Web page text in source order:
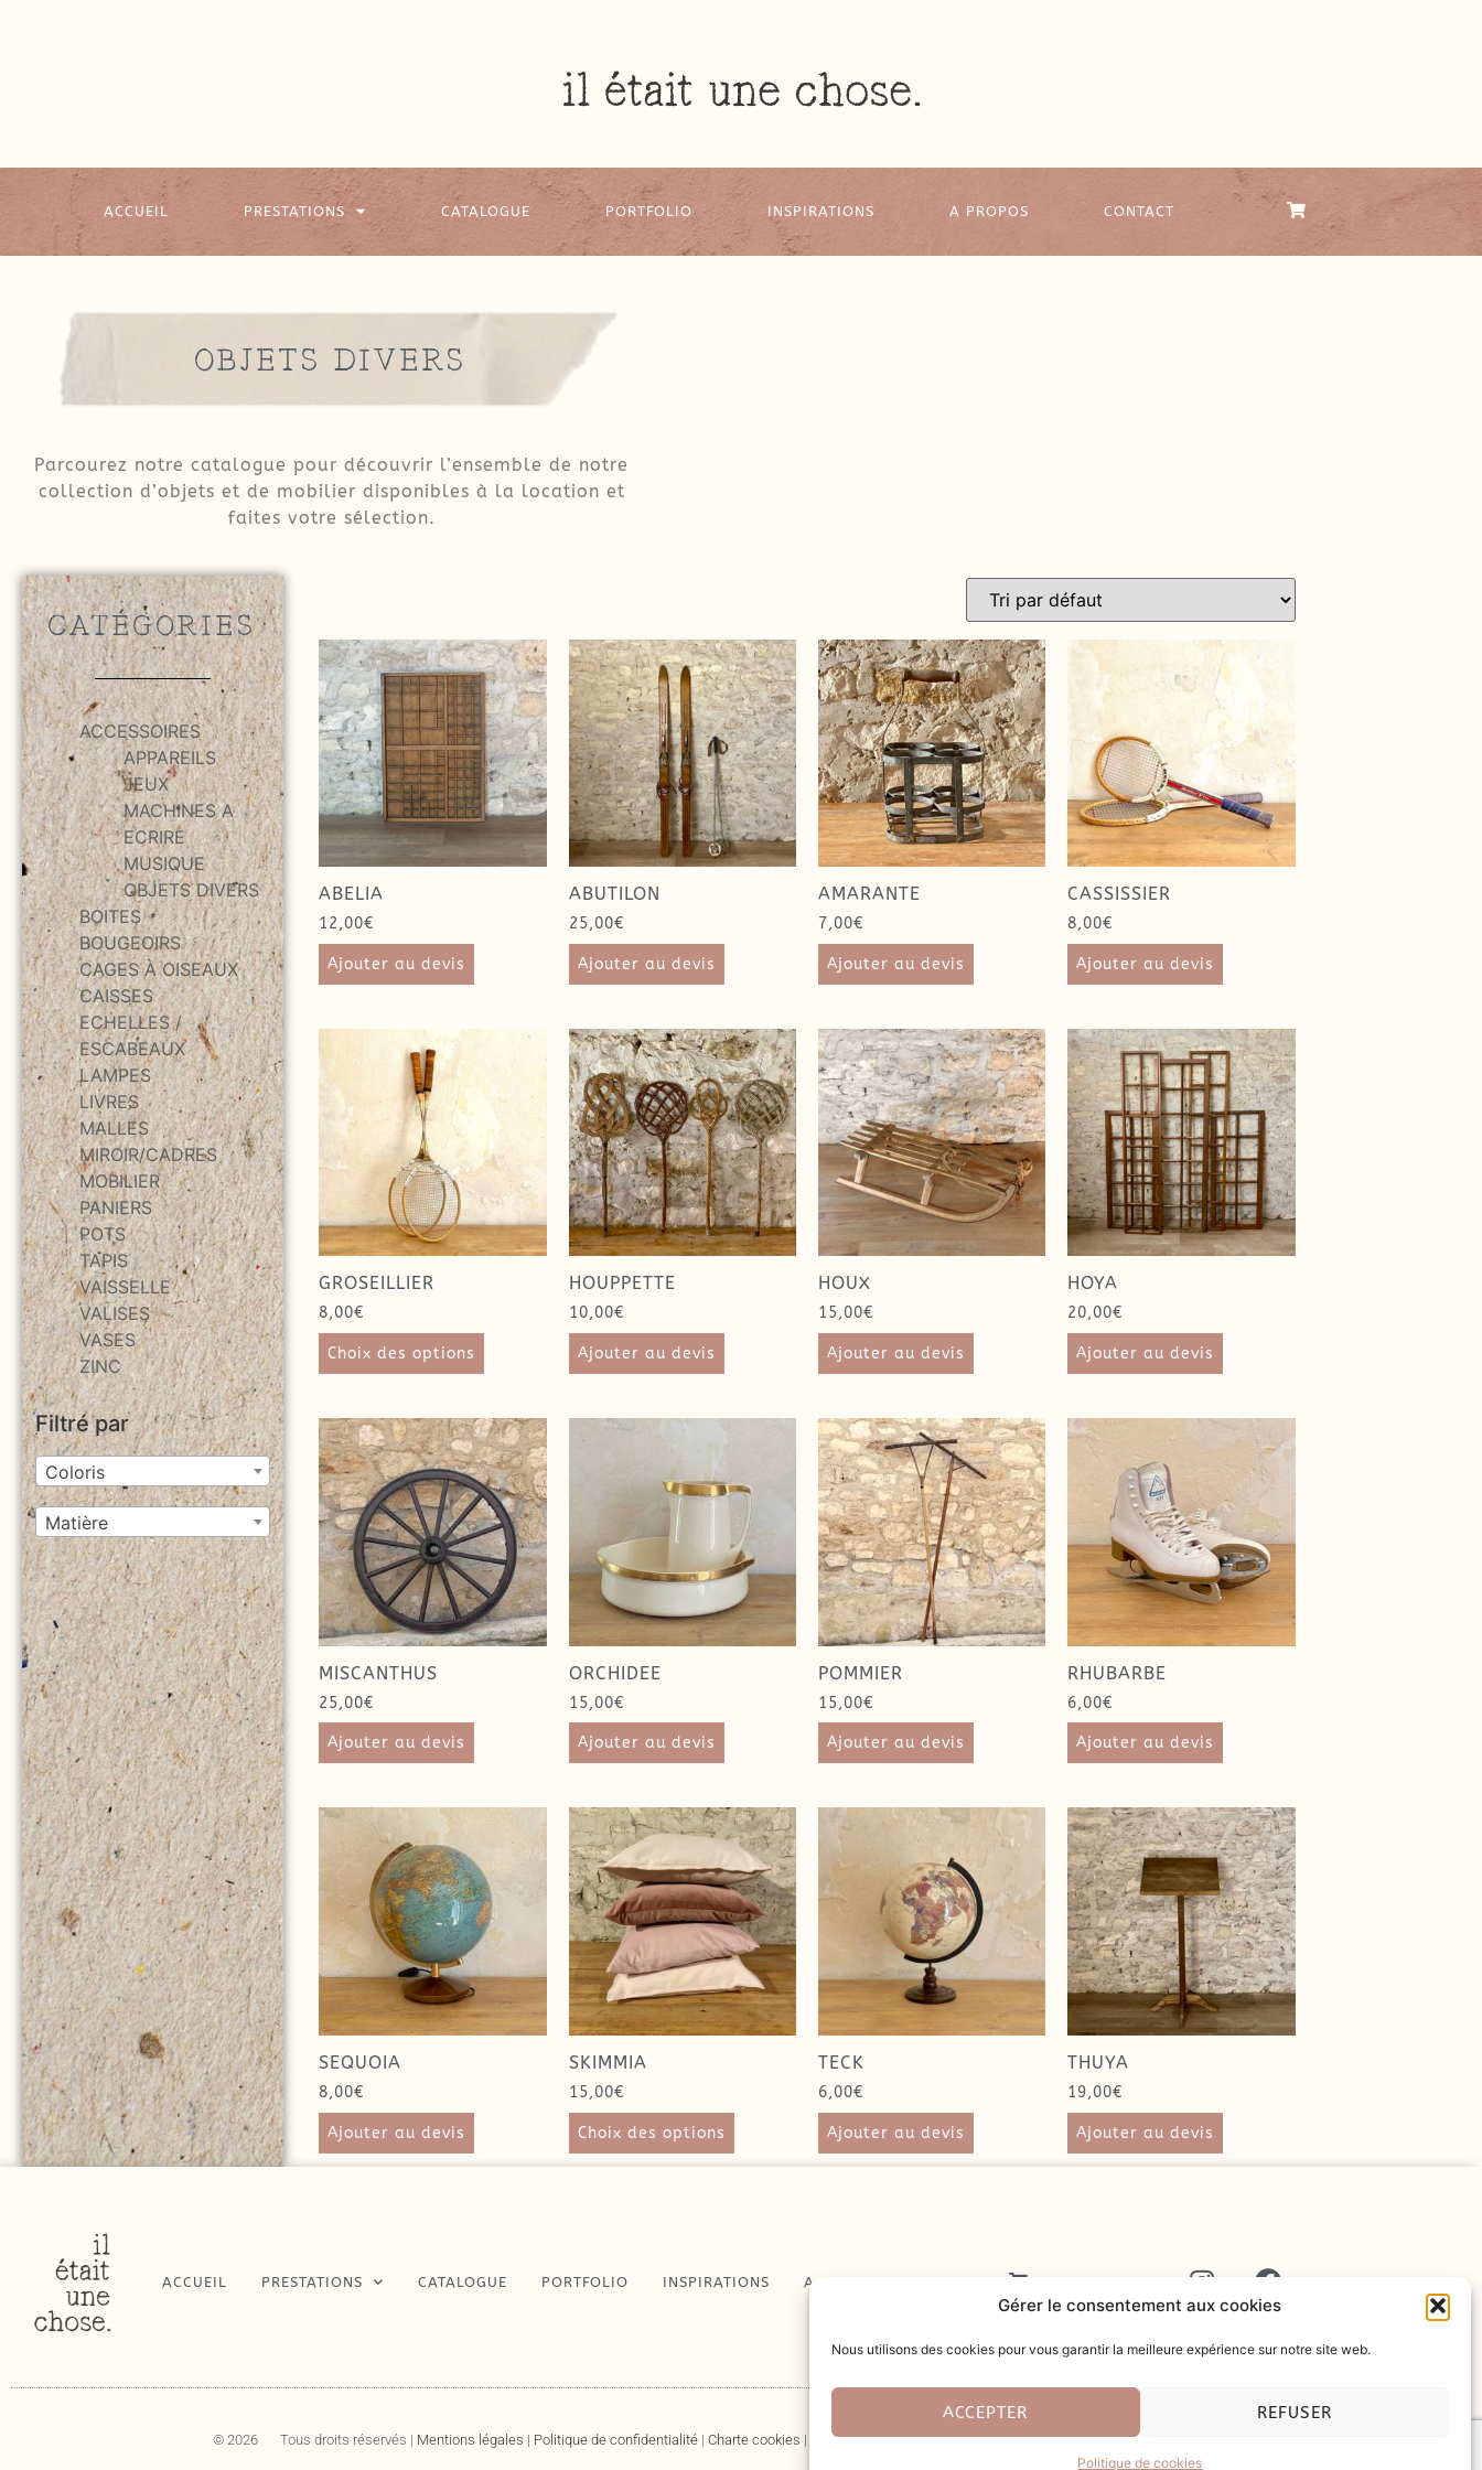
Gérer le consentement aux cookies
Nous utilisons des cookies pour vous garantir la meilleure expérience sur notre site web.
ACCEPTER REFUSER
Politique de cookies
ACCUEIL PRESTATIONS CATALOGUE PORTFOLIO INSPIRATIONS A PROPOS CONTACT
OBJETS DIVERS
Parcourez notre catalogue pour découvrir l’ensemble de notre
collection d’objets et de mobilier disponibles à la location et
faites votre sélection.
CATÉGORIES
ACCESSOIRES
APPAREILS
JEUX
MACHINES A
ECRIRE
MUSIQUE
OBJETS DIVERS
BOITES
BOUGEOIRS
CAGES À OISEAUX
CAISSES
ECHELLES /
ESCABEAUX
LAMPES
LIVRES
MALLES
MIROIR/CADRES
MOBILIER
PANIERS
POTS
TAPIS
VAISSELLE
VALISES
VASES
ZINC
Filtré par
Coloris
Matière
ABELIA
12,00€
Ajouter au devis
ABUTILON
25,00€
Ajouter au devis
AMARANTE
7,00€
Ajouter au devis
CASSISSIER
8,00€
Ajouter au devis
GROSEILLIER
8,00€
Choix des options
HOUPPETTE
10,00€
Ajouter au devis
HOUX
15,00€
Ajouter au devis
HOYA
20,00€
Ajouter au devis
MISCANTHUS
25,00€
Ajouter au devis
ORCHIDEE
15,00€
Ajouter au devis
POMMIER
15,00€
Ajouter au devis
RHUBARBE
6,00€
Ajouter au devis
SEQUOIA
8,00€
Ajouter au devis
SKIMMIA
15,00€
Choix des options
TECK
6,00€
Ajouter au devis
THUYA
19,00€
Ajouter au devis
ACCUEIL PRESTATIONS CATALOGUE PORTFOLIO INSPIRATIONS A PROPOS
© 2026 Tous droits réservés | Mentions légales | Politique de confidentialité| Charte cookies | CGU|CGL|Site créé par Artemize Agence Digitale